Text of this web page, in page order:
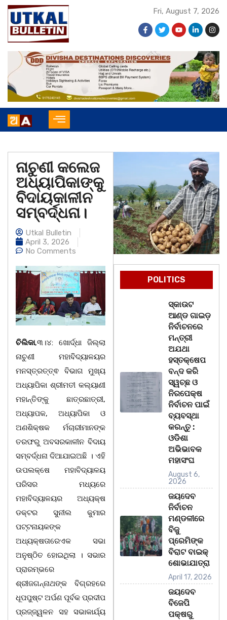
Fri, August 7, 2026
ନାଚୁଣୀ କଲେଜ
ଅଧ୍ୟାପିକାଙ୍କୁ
ବିଦାୟକାଳୀନ
ସମ୍ବର୍ଦ୍ଧନା।
Utkal Bulletin
April 3, 2026
No Comments
ଚିଲିକା,୩।୪: ଖୋର୍ଦ୍ଧା ଜିଲ୍ଲା
ନାଚୁଣୀ ମହାବିଦ୍ୟାଳୟର
ମନସ୍ତ୍ରତ୍ତ୍ଵ ବିଭାଗ ମୁଖ୍ୟ
ଅଧ୍ୟାପିକା ଶ୍ରୀମତୀ କଲ୍ୟାଣୀ
ମହାନ୍ତିଙ୍କୁ ଛାତ୍ରଛାତ୍ରୀ,
ଅଧ୍ୟାପକ, ଅଧ୍ୟାପିକା ଓ
ଅଣଶିକ୍ଷକ ର୍ମଚାରୀମାନଙ୍କ
ତରଫରୁ ଅବସରକାଳୀନ ବିଦାୟ
ସମ୍ବର୍ଦ୍ଧନା ଦିଆଯାଇଅଛି । ଏହି
ଉପଲକ୍ଷେ ମହାବିଦ୍ୟାଳୟ
ପରିସର ମଧ୍ୟରେ
ମହାବିଦ୍ୟାଳୟର ଅଧ୍ୟକ୍ଷ
ଡକ୍ଟର ସୁନୀଲ କୁମାର
ପଟ୍ଟନାୟକଙ୍କ
ଅଧ୍ୟକ୍ଷତାରେଏକ ସଭା
ଅନୁଷ୍ଠିତ ହୋଇଥିଲା । ସଭାର
ପ୍ରାରମ୍ଭରେ
ଶ୍ରୀଜଗନ୍ନାଥଙ୍କ ବିଗ୍ରହରେ
ଧୂପପୁଷ୍ଟ ଅର୍ପଣ ପୂର୍ବକ ପ୍ରଦୀପ
ପ୍ରଜ୍ଜ୍ୱଳନ ସହ ସଭାକାର୍ଯ୍ୟ
POLITICS
ସ୍କାଉଟ
ଆଣ୍ଡ ଗାଇଡ଼
ନିର୍ବାଚନରେ
ମନ୍ତ୍ରୀ
ଅଯଥା
ହସ୍ତକ୍ଷେପ
ବନ୍ଦ କରି
ସ୍ୱଚ୍ଛ ଓ
ନିରପେକ୍ଷ
ନିର୍ବାଚନ ପାଇଁ
ବ୍ୟବସ୍ଥା
କରନ୍ତୁ :
ଓଡିଶା
ଅଭିଭାବକ
ମହାସଂଘ
August 6,
2026
ଜୟଦେବ
ନିର୍ବାଚନ
ମଣ୍ଡଳୀରେ
ବିଜୁ
ପ୍ରେମିଙ୍କ
ବିରାଟ ବାଇକ୍
ଶୋଭାଯାତ୍ରା
April 17, 2026
ଜୟଦେବ
ବିଜେପି
ପକ୍ଷରୁ